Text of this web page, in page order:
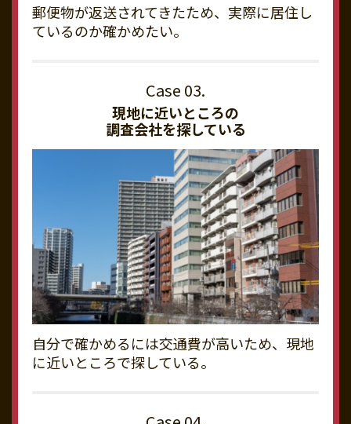
郵便物が返送されてきたため、実際に居住し
ているのか確かめたい。
現地に近いところの
調査会社を探している
自分で確かめるには交通費が高いため、現地
に近いところで探している。